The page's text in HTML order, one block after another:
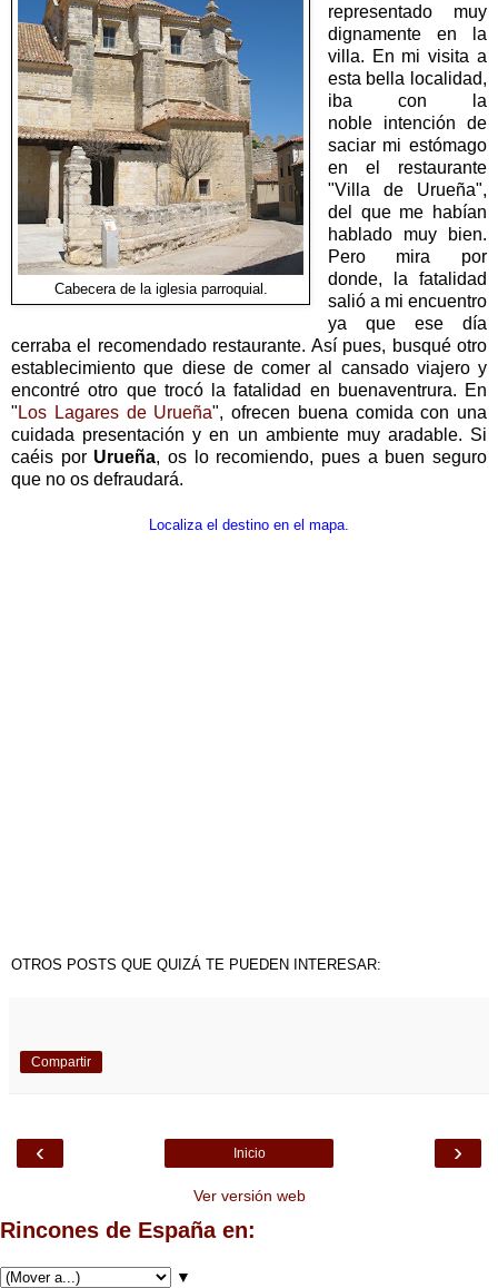
Cabecera de la iglesia parroquial.
representado muy
dignamente en la
villa. En mi visita a
esta bella localidad,
iba con la
noble intención de
saciar mi estómago
en el restaurante
"Villa de Urueña",
del que me habían
hablado muy bien.
Pero mira por
donde, la fatalidad
salió a mi encuentro
ya que ese día
cerraba el recomendado restaurante. Así pues, busqué otro
establecimiento que diese de comer al cansado viajero y
encontré otro que trocó la fatalidad en buenaventrura. En
" Los Lagares de Urueña", ofrecen buena comida con una
cuidada presentación y en un ambiente muy aradable. Si
caéis por Urueña, os lo recomiendo, pues a buen seguro
que no os defraudará.
Localiza el destino en el mapa.
OTROS POSTS QUE QUIZÁ TE PUEDEN INTERESAR:
Compartir
‹ ›
Inicio
Ver versión web
Rincones de España en:
▼